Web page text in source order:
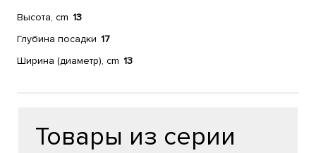
Высота, cm 13
Глубина посадки 17
Ширина (диаметр), cm 13
Товары из серии